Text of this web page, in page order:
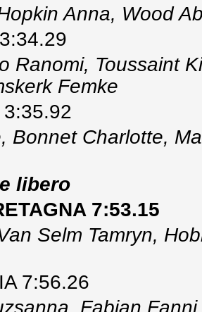
Anna, Wood
Ranomi, Toussaint
Femke
3:35.92
Bonnet Charlotte,
libero
7:53.15
Selm Tamryn,
7:56.26
Fabian